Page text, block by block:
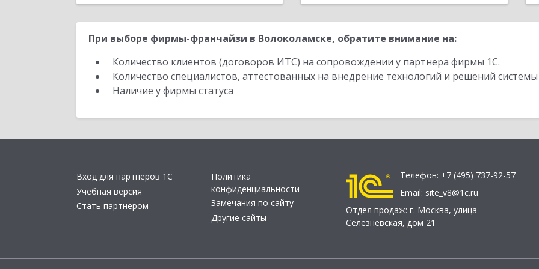
При выборе фирмы-франчайзи в Волоколамске, обратите внимание на:
Количество клиентов (договоров ИТС) на сопровождении у партнера фирмы 1С.
Количество специалистов, аттестованных на внедрение технологий и решений
Наличие у фирмы статуса
Вход для партнеров 1С
Учебная версия
Стать партнером
Политика
конфиденциальности
Замечания по сайту
Другие сайты
Телефон: +7 (495) 737-92-57
Email: site_v8@1c.ru
Отдел продаж: г. Москва, улица
Селезнёвская, дом 21